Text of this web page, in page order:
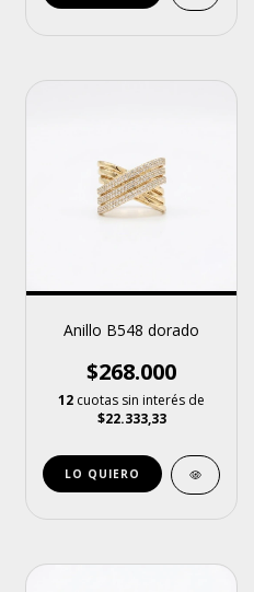
Anillo B548 dorado
$268.000
12 cuotas sin interés de
$22.333,33
LO QUIERO